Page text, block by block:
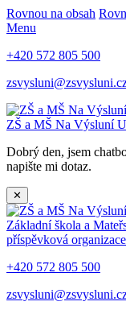
Rovnou na obsah
Menu
+420 572 805 500
ZŠ a MŠ Na Výsluní
Dobrý den, jsem
napište mi dotaz.
✕
Základní škola a
příspěvková organizace
+420 572 805 500